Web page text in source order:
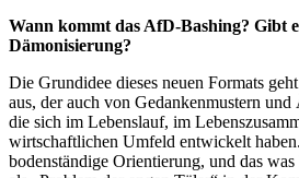
Wann kommt das AfD-Bashing? Gibt
Dämonisierung?
Die Grundidee dieses neuen Formats
aus, der auch von Gedankenmustern und
die sich im Lebenslauf, im
wirtschaftlichen Umfeld entwickelt
bodenständige Orientierung, und das